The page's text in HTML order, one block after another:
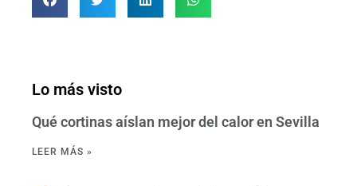
Lo más visto
Qué cortinas aíslan mejor del calor en Sevilla
LEER MÁS »